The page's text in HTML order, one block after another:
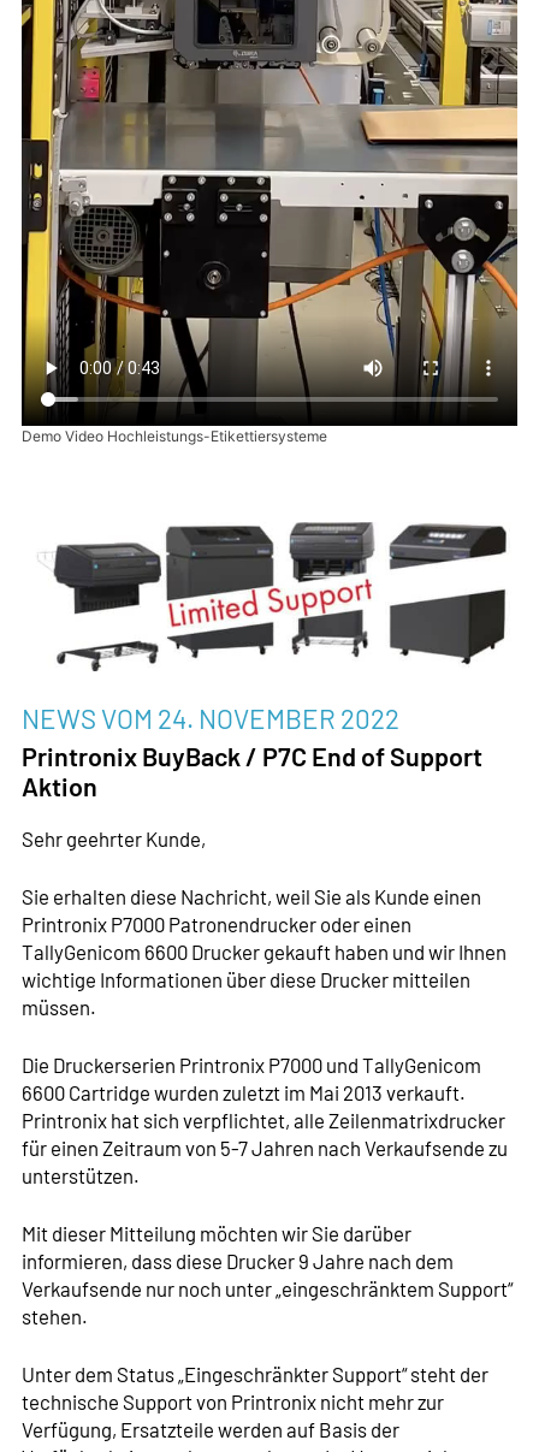
Demo Video Hochleistungs-Etikettiersysteme
NEWS VOM 24. NOVEMBER 2022
Printronix BuyBack / P7C End of Support
Aktion
Sehr geehrter Kunde,
Sie erhalten diese Nachricht, weil Sie als Kunde einen
Printronix P7000 Patronendrucker oder einen
TallyGenicom 6600 Drucker gekauft haben und wir Ihnen
wichtige Informationen über diese Drucker mitteilen
müssen.
Die Druckerserien Printronix P7000 und TallyGenicom
6600 Cartridge wurden zuletzt im Mai 2013 verkauft.
Printronix hat sich verpflichtet, alle Zeilenmatrixdrucker
für einen Zeitraum von 5-7 Jahren nach Verkaufsende zu
unterstützen.
Mit dieser Mitteilung möchten wir Sie darüber
informieren, dass diese Drucker 9 Jahre nach dem
Verkaufsende nur noch unter „eingeschränktem Support“
stehen.
Unter dem Status „Eingeschränkter Support“ steht der
technische Support von Printronix nicht mehr zur
Verfügung, Ersatzteile werden auf Basis der